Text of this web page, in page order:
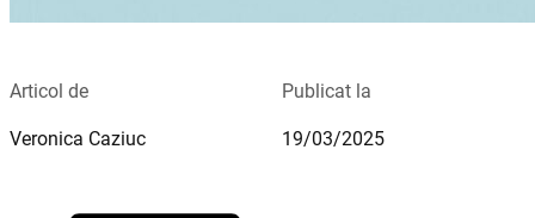
Articol de
Veronica Caziuc
Publicat la
19/03/2025